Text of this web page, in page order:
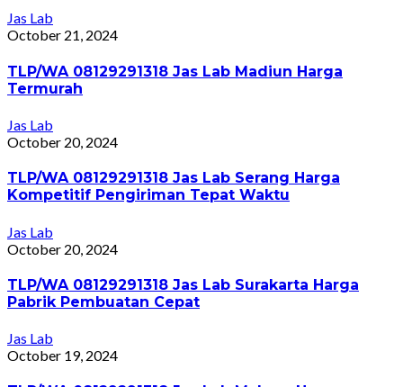
Jas Lab
October 21, 2024
TLP/WA 08129291318 Jas Lab Madiun Harga
Termurah
Jas Lab
October 20, 2024
TLP/WA 08129291318 Jas Lab Serang Harga
Kompetitif Pengiriman Tepat Waktu
Jas Lab
October 20, 2024
TLP/WA 08129291318 Jas Lab Surakarta Harga
Pabrik Pembuatan Cepat
Jas Lab
October 19, 2024